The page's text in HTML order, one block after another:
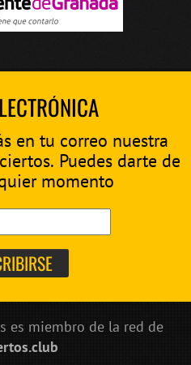
en tu correo nuestra
Puedes darte de
momento
es miembro de la red de